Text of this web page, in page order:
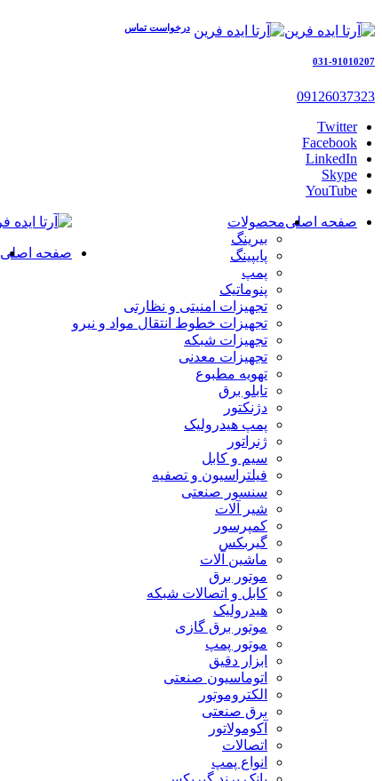
درخواست تماس
031-91010207
09126037323
Twitter
Facebook
LinkedIn
Skype
YouTube
صفحه اصلیمحصولات
بیرینگ
پایپینگ
پمپ
پنوماتیک
تجهیزات امنیتی و نظارتی
تجهیزات خطوط انتقال مواد و نیرو
تجهیزات شبکه
تجهیزات معدنی
تهویه مطبوع
تابلو برق
دژنکتور
پمپ هیدرولیک
ژنراتور
سیم و کابل
فیلتراسیون و تصفیه
سنسور صنعتی
شیر آلات
کمپرسور
گیربکس
ماشین آلات
موتور برق
کابل و اتصالات شبکه
هیدرولیک
موتور برق گازی
موتور پمپ
ابزار دقیق
اتوماسیون صنعتی
الکتروموتور
برق صنعتی
آکومولاتور
اتصالات
انواع پمپ
صفحه اصلی